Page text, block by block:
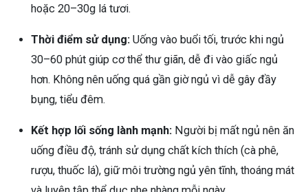
hoặc 20–30g lá tươi.
Thời điểm sử dụng: Uống vào buổi tối, trước khi ngủ
30–60 phút giúp cơ thể thư giãn, dễ đi vào giấc ngủ
hơn. Không nên uống quá gần giờ ngủ vì dễ gây đầy
bụng, tiểu đêm.
Kết hợp lối sống lành mạnh: Người bị mất ngủ nên ăn
uống điều độ, tránh sử dụng chất kích thích (cà phê,
rượu, thuốc lá), giữ môi trường ngủ yên tĩnh, thoáng mát